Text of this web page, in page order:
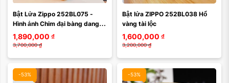
Bật Lửa Zippo 252BL075 -
Hình ảnh Chim đại bàng dang
cánh ôm trọn chiếc bật lửa -
Hãy dang rộng ...
1,890,000 ₫
3,700,000 ₫
Bật lửa ZIPPO 252BL038 Hổ
vàng tài lộc
1,600,000 ₫
3,200,000 ₫
-53%
Xóa
-53%